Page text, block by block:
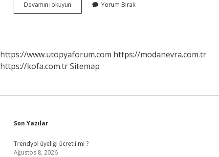
Devamını okuyun
Cezası
Yorum Bırak
https://www.utopyaforum.com https://modanevra.com.tr
https://kofa.com.trSitemap
Sidebar
Son Yazılar
Trendyol üyeliği ücretli mi ?
Ağustos 8, 2026